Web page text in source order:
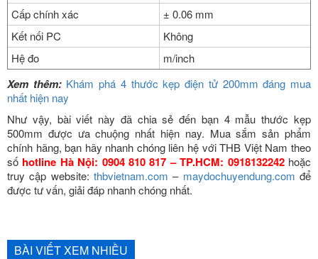
Cấp chính xác
± 0.06 mm
Kết nối PC
Không
Hệ đo
m/inch
Xem thêm: Khám phá 4 thước kẹp điện tử 200mm đáng mua
nhất hiện nay
Như vậy, bài viết này đã chia sẻ đến bạn 4 mẫu thước kẹp
500mm được ưa chuộng nhất hiện nay. Mua sắm sản phẩm
chính hãng, bạn hãy nhanh chóng liên hệ với THB Việt Nam theo
số hotline Hà Nội: 0904 810 817 – TP.HCM: 0918132242hoặc
truy cập website: thbvietnam.com – maydochuyendung.com để
được tư vấn, giải đáp nhanh chóng nhất.
BÀI VIẾT XEM NHIỀU